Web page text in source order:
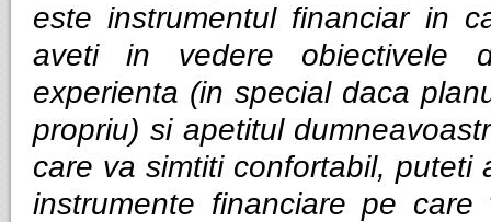
este instrumentul financiar in
aveti in vedere obiectivele
experienta (in special daca
propriu) si apetitul
care va simtiti confortabil, puteti
instrumente financiare pe